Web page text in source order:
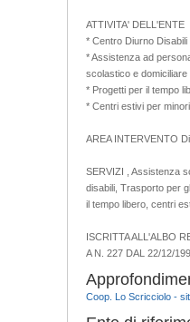
ATTIVITA' DELL'ENTE
* Centro Diurno Disabili
* Assistenza ad
scolastico e domiciliare
* Progetti per il tempo
* Centri estivi per
AREA INTERVENTO
SERVIZI , Assistenza
disabili, Trasporto per
il tempo libero, centri
ISCRITTA ALL'ALBO
A N. 227 DAL 22/12/
Coop. Lo Scricciolo -